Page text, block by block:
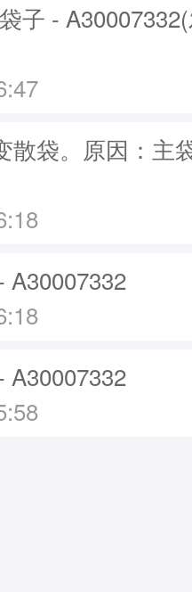
子 -
散袋。原因：主
A30007332
A30007332